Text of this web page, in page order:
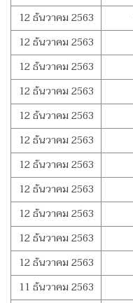
12 ธันวาคม 2563
12 ธันวาคม 2563
12 ธันวาคม 2563
12 ธันวาคม 2563
12 ธันวาคม 2563
12 ธันวาคม 2563
12 ธันวาคม 2563
12 ธันวาคม 2563
12 ธันวาคม 2563
12 ธันวาคม 2563
12 ธันวาคม 2563
11 ธันวาคม 2563